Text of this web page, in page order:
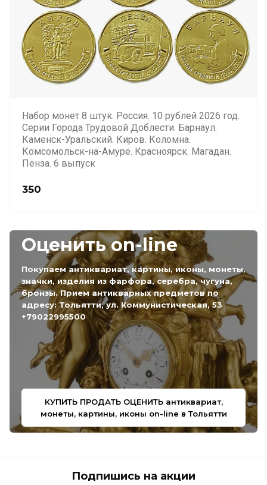
Набор монет 8 штук. Россия. 10 рублей 2026 год.
Серии Города Трудовой Доблести. Барнаул.
Каменск-Уральский. Киров. Коломна.
Комсомольск-на-Амуре. Красноярск. Магадан.
Пенза. 6 выпуск
350
Оценить on-line
Покупаем антиквариат, картины, иконы, монеты,
значки, изделия из фарфора, серебра, чугуна,
бронзы. Прием антикварных предметов по
адресу: Тольятти, ул. Коммунистическая, 53
+79022995500
КУПИТЬ ПРОДАТЬ ОЦЕНИТЬ антиквариат,
монеты, картины, иконы on-line в Тольятти
Подпишись на акции